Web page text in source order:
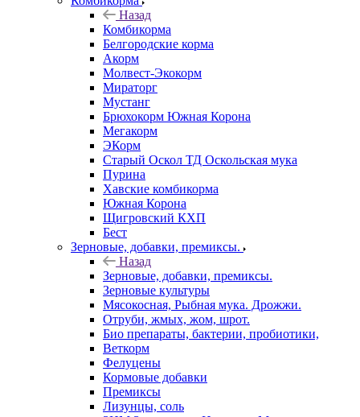
Назад
Комбикорма
Белгородские корма
Акорм
Молвест-Экокорм
Мираторг
Мустанг
Брюхокорм Южная Корона
Мегакорм
ЭКорм
Старый Оскол ТД Оскольская мука
Пурина
Хавские комбикорма
Южная Корона
Щигровский КХП
Бест
Зерновые, добавки, премиксы.
Назад
Зерновые, добавки, премиксы.
Зерновые культуры
Мясокосная, Рыбная мука. Дрожжи.
Отруби, жмых, жом, шрот.
Био препараты, бактерии, пробиотики,
Веткорм
Фелуцены
Кормовые добавки
Премиксы
Лизунцы, соль